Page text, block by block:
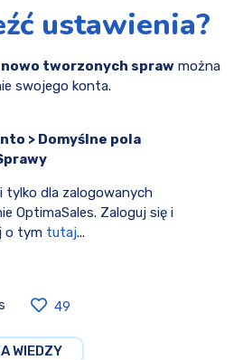
ustawienia?
nowo tworzonych spraw można
swojego konta.
> Domyślne pola
tylko dla zalogowanych
OptimaSales. Zaloguj się i
o tym tutaj...
49
WIEDZY